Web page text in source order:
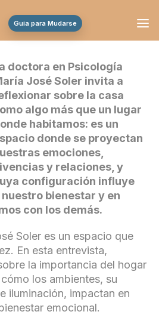
Guia para Mudarse
doctora en Psicología
José Soler invita a
sobre la casa
algo más que un lugar
habitamos: es un
donde se proyectan
emociones,
y relaciones, y
configuración influye
bienestar y en
con los demás.
Soler es un espacio que
En esta entrevista,
la importancia del hogar
los ambientes, su
iluminación, impactan en
emocional.